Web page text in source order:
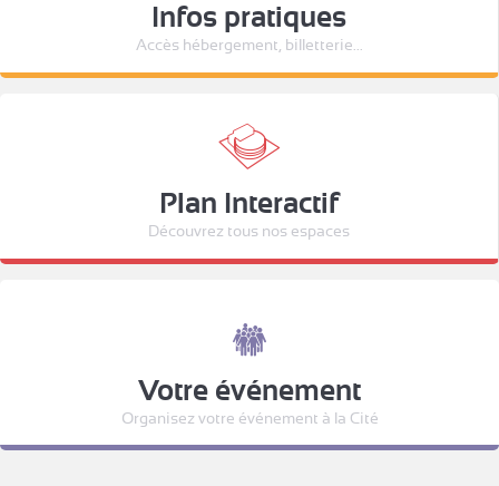
Infos pratiques
Accès hébergement, billetterie...
Plan Interactif
Découvrez tous nos espaces
Votre événement
Organisez votre événement à la Cité